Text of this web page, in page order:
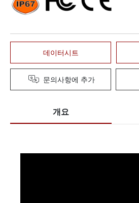
데이터시트
문의사항에 추가
개요